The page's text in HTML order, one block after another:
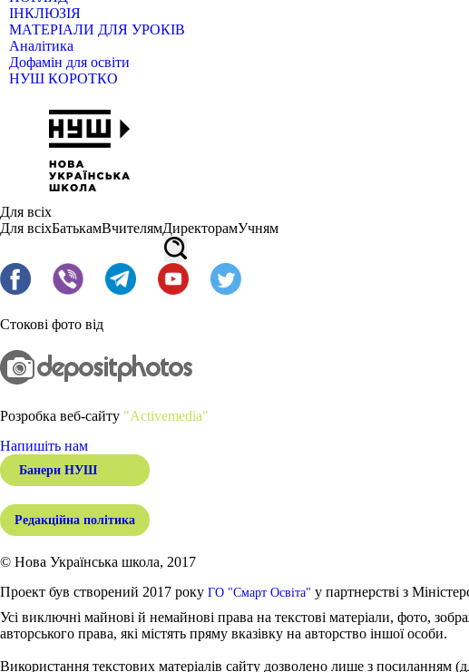
ІНКЛЮЗІЯ
МАТЕРІАЛИ ДЛЯ УРОКІВ
Аналітика
Дофамін для освіти
НУШ КОРОТКО
Для всіх
Для всіхБатькамВчителямДиректорамУчням
Стокові фото від
Розробка веб-сайту "Activemedia"
Напишіть нам
Банери НУШ
Редакційна політика
© Нова Українська школа, 2017
Проект був створений 2017 року ГО "Смарт Освіта" у партнерстві з
Усі виключні майнові й немайнові права на текстові матеріали, фото,
авторського права, які містять пряму вказівку на авторство іншої особи.
Використання текстових матеріалів сайту дозволено лише з посиланням